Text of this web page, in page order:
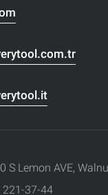
S Lemon AVE,
221-37-44